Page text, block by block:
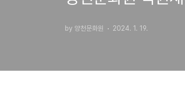
by 양천문화원 2024. 1. 19.